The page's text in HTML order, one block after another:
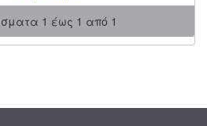
1 έως 1 από 1